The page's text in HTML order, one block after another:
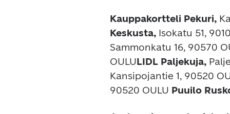
Kauppakortteli Pekuri,
Keskusta, Isokatu 51,
Sammonkatu 16, 90570
OULULIDL Paljekuja,
Kansipojantie 1, 90520
90520 OULU Puuilo